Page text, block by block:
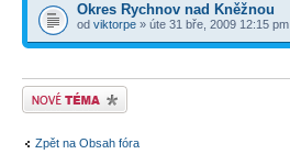
Okres Rychnov nad Kněžnou
od viktorpe » úte 31 bře, 2009 12:15 pm
Odeslat nové téma
Zpět na Obsah fóra